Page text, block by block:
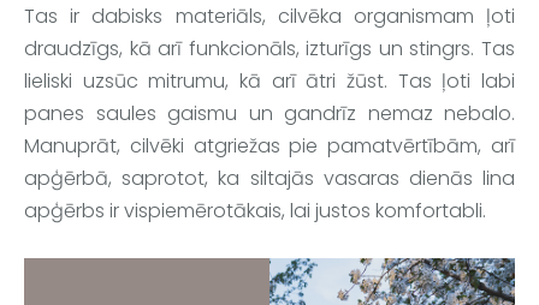
Tas ir dabisks materiāls, cilvēka organismam ļoti
draudzīgs, kā arī funkcionāls, izturīgs un stingrs. Tas
lieliski uzsūc mitrumu, kā arī ātri žūst. Tas ļoti labi
panes saules gaismu un gandrīz nemaz nebalo.
Manuprāt, cilvēki atgriežas pie pamatvērtībām, arī
apģērbā, saprotot, ka siltajās vasaras dienās lina
apģērbs ir vispiemērotākais, lai justos komfortabli.